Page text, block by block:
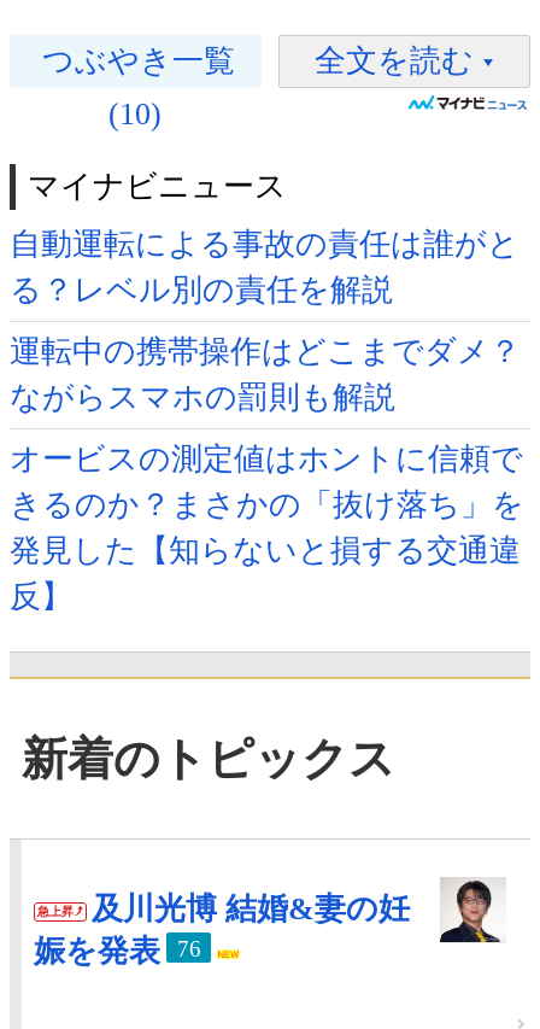
つぶやき一覧
(10)
全文を読む
マイナビニュース
自動運転による事故の責任は誰がと
る？レベル別の責任を解説
運転中の携帯操作はどこまでダメ？
ながらスマホの罰則も解説
オービスの測定値はホントに信頼で
きるのか？まさかの「抜け落ち」を
発見した【知らないと損する交通違
反】
新着のトピックス
急上昇
及川光博 結婚&妻の妊
娠を発表
76